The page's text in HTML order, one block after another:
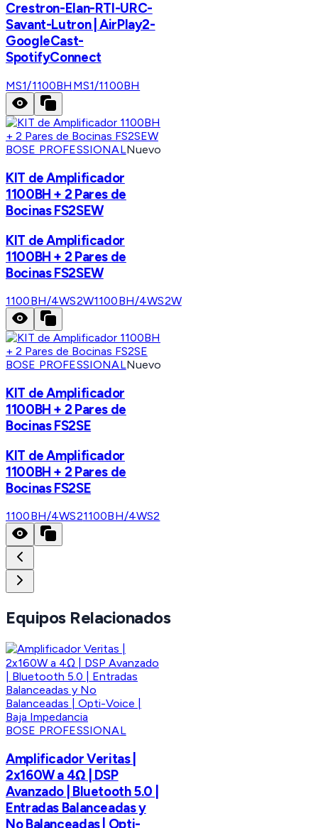
Crestron-Elan-RTI-URC-
Savant-Lutron | AirPlay2-
GoogleCast-
SpotifyConnect
MS1/1100BH MS1/1100BH
BOSE PROFESSIONALNuevo
KIT de Amplificador
1100BH + 2 Pares de
Bocinas FS2SEW
KIT de Amplificador
1100BH + 2 Pares de
Bocinas FS2SEW
1100BH/4WS2W1100BH/4WS2W
BOSE PROFESSIONALNuevo
KIT de Amplificador
1100BH + 2 Pares de
Bocinas FS2SE
KIT de Amplificador
1100BH + 2 Pares de
Bocinas FS2SE
1100BH/4WS21100BH/4WS2
Equipos Relacionados
BOSE PROFESSIONAL
Amplificador Veritas |
2x160W a 4Ω | DSP
Avanzado | Bluetooth 5.0 |
Entradas Balanceadas y
No Balanceadas | Opti-